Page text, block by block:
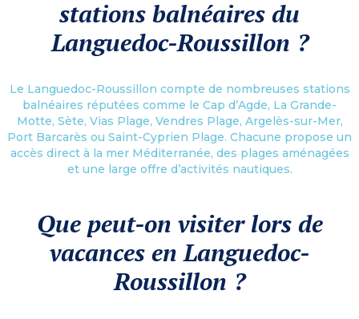
stations balnéaires du
Languedoc-Roussillon ?
Le Languedoc-Roussillon compte de nombreuses stations
balnéaires réputées comme le Cap d’Agde, La Grande-
Motte, Sète, Vias Plage, Vendres Plage, Argelès-sur-Mer,
Port Barcarès ou Saint-Cyprien Plage. Chacune propose un
accès direct à la mer Méditerranée, des plages aménagées
et une large offre d’activités nautiques.
Que peut-on visiter lors de
vacances en Languedoc-
Roussillon ?